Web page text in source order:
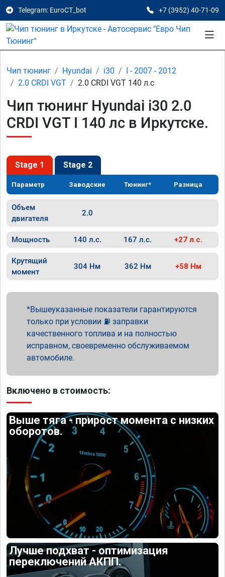
Telegram: EuroCT_bot +7 (3952) 40-71-09
Чип тюнинг Hyundai i30
I - 2007 - 2012
2.0 CRDI VGT
2.0 CRDI VGT 140 л.с
Чип тюнинг Hyundai i30 2.0
CRDI VGT I 140 лс в Иркутске.
Stage 1 Stage 2
Параметр Заводские Тюнинг* Разница
Объем
двигателя
2.0
Мощность 140 л.с. 167 л.с. +27 л.с.
Крутящий
момент
304 Нм 362 Нм +58 Нм
Вышеуказанные показатели гарантируются
только при условии ⛽ заправки
качественного топлива и на полностью
исправном, своевременно обслуживаемом
автомобиле.
Включено в стоимость:
Выше тяга - прирост момента с низких
оборотов.
Лучше подхват - оптимизация
переключений АКПП.